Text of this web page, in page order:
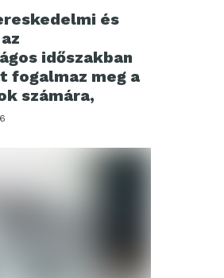
és
időszakban
fogalmaz meg a
számára,